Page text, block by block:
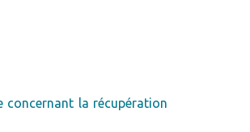
la récupération